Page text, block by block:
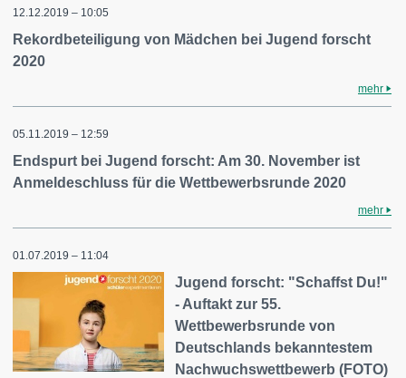
12.12.2019 – 10:05
Rekordbeteiligung von Mädchen bei Jugend forscht
2020
mehr
05.11.2019 – 12:59
Endspurt bei Jugend forscht: Am 30. November ist
Anmeldeschluss für die Wettbewerbsrunde 2020
mehr
01.07.2019 – 11:04
Jugend forscht: "Schaffst Du!"
- Auftakt zur 55.
Wettbewerbsrunde von
Deutschlands bekanntestem
Nachwuchswettbewerb (FOTO)